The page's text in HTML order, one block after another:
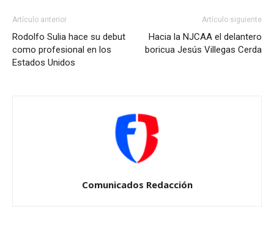
Artículo anterior
Rodolfo Sulia hace su debut
como profesional en los
Estados Unidos
Artículo siguiente
Hacia la NJCAA el delantero
boricua Jesús Villegas Cerda
Comunicados Redacción